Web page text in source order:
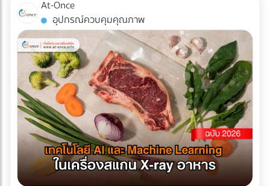
หรือรถตอกเสาเข็ม จมน้ำ นี่คือกรณีศึกษาและบทเรียนการจัดการ
พื้นที่ก่อสร้าง ว่าด้วย วิธีป้องกันเครื่องจักรเสียหายจากน้ำท่วม
ด้วยการวาง ระบบระบายน้ำ (Drainage System) อย่างมืออาชีพ
ปัญหาและความท้าทายของพื้นที่ลุ่มต่ำ ไซต์งานในพื้นที่ลุ่มต่ำมัก
เผชิญกับสภาพดินเหนียวที่อุ้มน้ำ (ไม่ซึมน้ำ) และมีระดับน้ำใต้ดิน
สูง เมื่อเกิดฝนตกหนัก น้ำจะขังตัวอย่างรวดเร็ว ทำให้ดินทรุดตัว
เครื่องจักรหนักติดหล่ม และเกิด Downtime หรือเวลาที่สูญเปล่า
ของโครงการที่ประเมินค่าไม่ได้ กล่าวคือ ปัญหาน้ำท่วมขังในพื้นที่
ลุ่มต่ำ ไม่ได้สร้างความเสียหายแค่ค่าซ่อมบำรุงเครื่องจักรเท่านั้น
แต่ทุกชั่วโมงที่รถขุดหรือรถเบคโฮต้องจอดนิ่งสนิท นั่นหมายถึง
ค่าแรงคนงานที่เสียเปล่า ค่าเช่าเครื่องจักรที่บานปลาย และความ
เสี่ยงที่จะโดนค่าปรับจากความล่าช้าในการส่งมอบโครงการ การ
At-Once
อุปกรณ์ควบคุมคุณภาพ